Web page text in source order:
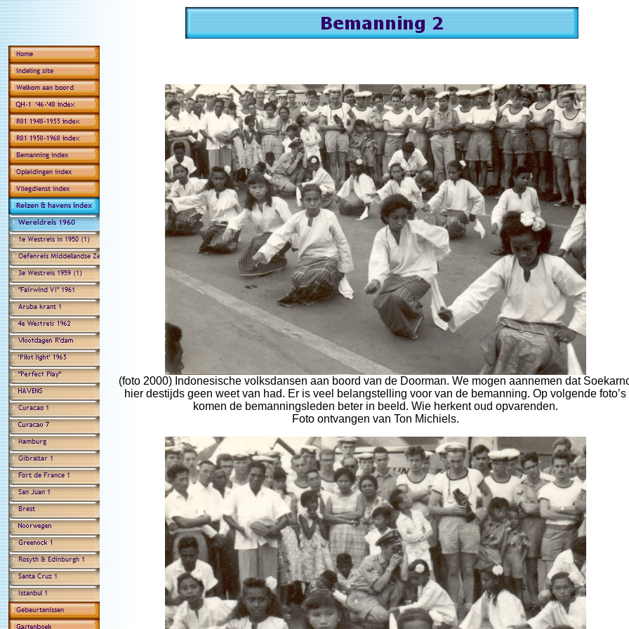
(foto 2000) Indonesische volksdansen aan boord van de Doorman. We mogen aannemen dat
hier destijds geen weet van had. Er is veel belangstelling voor van de bemanning. Op volgende foto’s
komen de bemanningsleden beter in beeld. Wie herkent oud opvarenden.
Foto ontvangen van Ton Michiels.